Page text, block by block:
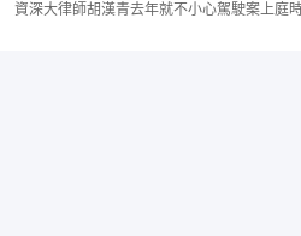
資深大律師胡漢青去年就不小心駕駛案上庭